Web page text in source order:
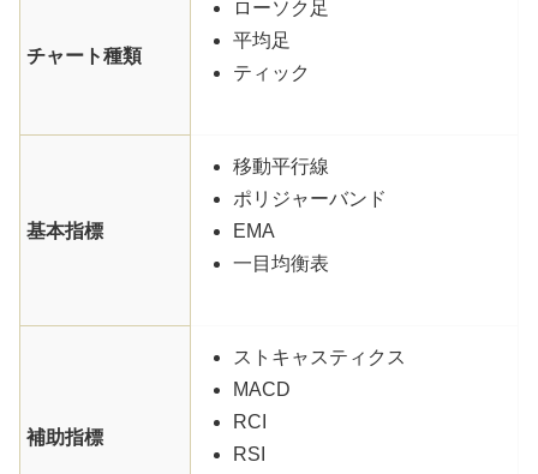
チャート種類
ローソク足
平均足
ティック
基本指標
移動平行線
ポリジャーバンド
EMA
一目均衡表
補助指標
ストキャスティクス
MACD
RCI
RSI